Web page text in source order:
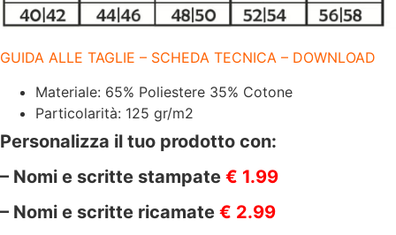
GUIDA ALLE TAGLIE – SCHEDA TECNICA – DOWNLOAD
Materiale: 65% Poliestere 35% Cotone
Particolarità: 125 gr/m2
Personalizza il tuo prodotto con:
– Nomi e scritte stampate € 1.99
– Nomi e scritte ricamate € 2.99